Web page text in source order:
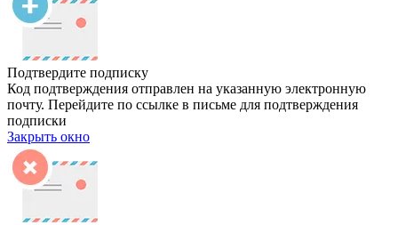
Подтвердите подписку
Код подтверждения отправлен на указанную электронную
почту. Перейдите по ссылке в письме для подтверждения
подписки
Закрыть окно